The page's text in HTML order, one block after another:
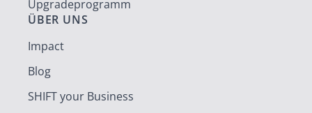
Upgradeprogramm
ÜBER UNS
Impact
Blog
SHIFT your Business